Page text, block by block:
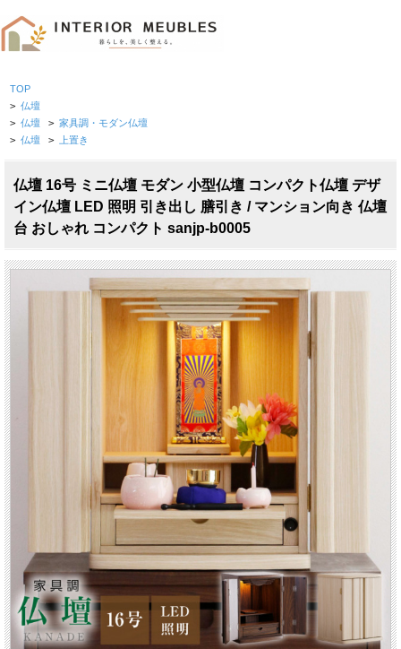
TOP
> 仏壇
> 仏壇 > 家具調・モダン仏壇
> 仏壇 > 上置き
仏壇 16号 ミニ仏壇 モダン 小型仏壇 コンパクト仏壇 デザ
イン仏壇 LED 照明 引き出し 膳引き / マンション向き 仏壇
台 おしゃれ コンパクト sanjp-b0005